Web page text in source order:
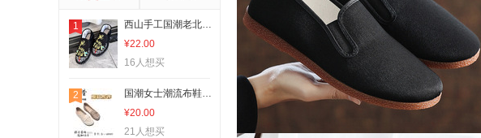
1
西山手工国潮老北京布鞋社会刺绣透气休闲男女同款懒人一脚蹬布鞋国潮
¥22.00
16人想买
2
国潮女士潮流布鞋2026新款舒适透气
¥20.00
21人想买